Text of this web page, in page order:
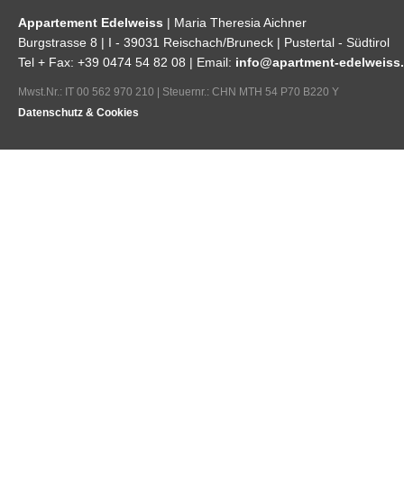
Appartement Edelweiss | Maria Theresia Aichner
Burgstrasse 8 | I - 39031 Reischach/Bruneck | Pustertal - Südtirol
Tel + Fax: +39 0474 54 82 08 | Email: info@apartment-
Mwst.Nr.: IT 00 562 970 210 | Steuernr.: CHN MTH 54 P70 B220 Y
Datenschutz & Cookies